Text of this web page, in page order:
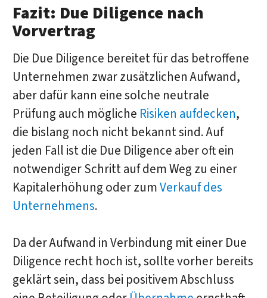
Fazit: Due Diligence nach
Vorvertrag
Die Due Diligence bereitet für das betroffene
Unternehmen zwar zusätzlichen Aufwand,
aber dafür kann eine solche neutrale
Prüfung auch mögliche Risiken aufdecken,
die bislang noch nicht bekannt sind. Auf
jeden Fall ist die Due Diligence aber oft ein
notwendiger Schritt auf dem Weg zu einer
Kapitalerhöhung oder zumVerkauf des
Unternehmens.
Da der Aufwand in Verbindung mit einer Due
Diligence recht hoch ist, sollte vorher bereits
geklärt sein, dass bei positivem Abschluss